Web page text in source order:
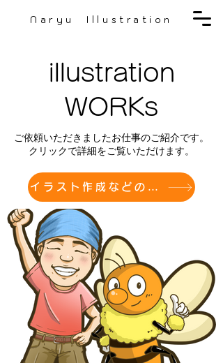
Naryu Illustration
illustration
WORKs
ご依頼いただきましたお仕事のご紹介です。
​クリックで詳細をご覧いただけます。
イラスト作成などのご依頼に付いての詳細はこちらから